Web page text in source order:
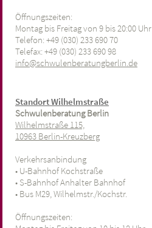
Öffnungszeiten:
Montag bis Freitag von 9 bis 20:00 Uhr
Telefon: +49 (030) 233 690 70
Telefax: +49 (030) 233 690 98
info@schwulenberatungberlin.de
Standort Wilhelmstraße
Schwulenberatung Berlin
Wilhelmstraße 115,
10963 Berlin-Kreuzberg
Verkehrsanbindung
• U-Bahnhof Kochstraße
• S-Bahnhof Anhalter Bahnhof
• Bus M29, Wilhelmstr./Kochstr.
Öffnungszeiten: